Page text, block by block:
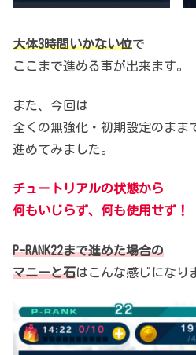
大体3時間いかない位で
ここまで進める事が出来ます。
また、今回は
全くの無強化・初期設定のまま
進めてみました。
チュートリアルの状態から
何もいじらず、何も使用せず！
P-RANK22まで進めた場合の
マニーと石はこんな感じになり